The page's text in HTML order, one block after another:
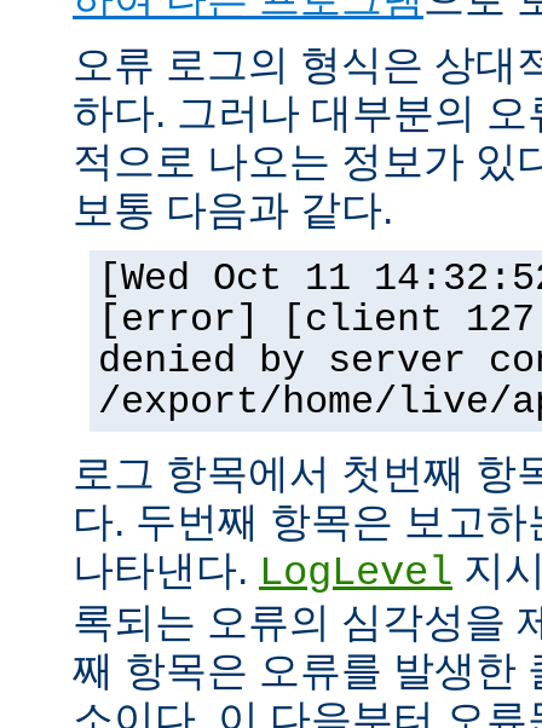
오류 로그의 형식은 상대
하다. 그러나 대부분의
적으로 나오는 정보가 있
보통 다음과 같다.
[Wed Oct 11
[error] [client
denied by server
/export/home/live/
로그 항목에서 첫번째 항
다. 두번째 항목은 보고
나타낸다. LogLevel 지
록되는 오류의 심각성을
째 항목은 오류를 발생한
소이다. 이 다음부터 오